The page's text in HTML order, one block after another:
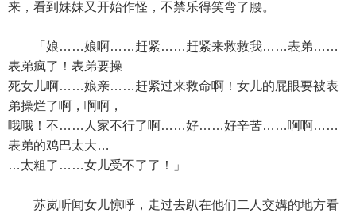
来，看到妹妹又开始作怪，不禁乐得笑弯了腰。
「娘……娘啊……赶紧……赶紧来救救我……表弟……
表弟疯了！表弟要操
死女儿啊……娘亲……赶紧过来救命啊！女儿的屁眼要被表
弟操烂了啊，啊啊，
哦哦！不……人家不行了啊……好……好辛苦……啊啊……
表弟的鸡巴太大…
…太粗了……女儿受不了了！」
苏岚听闻女儿惊呼，走过去趴在他们二人交媾的地方看